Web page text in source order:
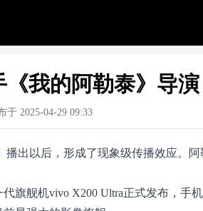
《我的阿勒泰》导
于 2025-04-29 09:33
播出以后，形成了现象级传播效应。
旗舰机vivo X200 Ultra正式发布，手机